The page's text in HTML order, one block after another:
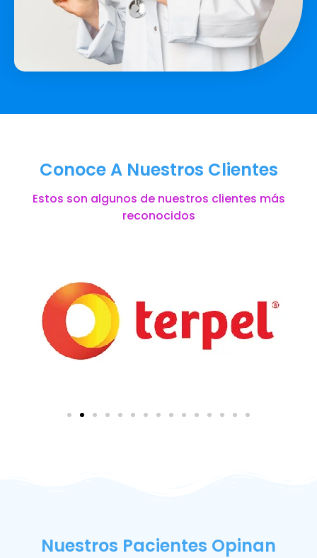
Conoce A Nuestros Clientes
Estos son algunos de nuestros clientes más
reconocidos
Nuestros Pacientes Opinan